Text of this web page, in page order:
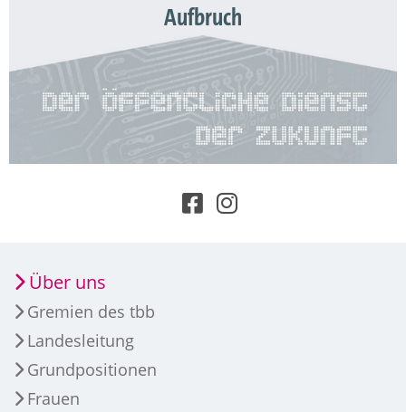
Aufbruch
Über uns
Gremien des tbb
Landesleitung
Grundpositionen
Frauen